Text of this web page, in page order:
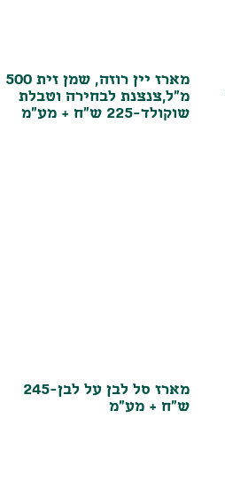
מארז יין רוזה, שמן זית 500
מ"ל,צנצנת לבחירה וטבלת
שוקולד-225 ש"ח + מע"מ
מארז סל לבן על לבן-245
ש"ח + מע"מ